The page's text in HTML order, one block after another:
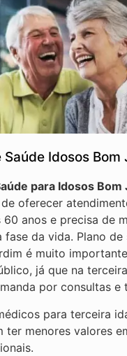
Saúde Idosos Bom
para Idosos Bom
oferecer
anos e precisa de
fase da vida. Plano de
é muito
já que na
por consultas e
para terceira
ter menores valores